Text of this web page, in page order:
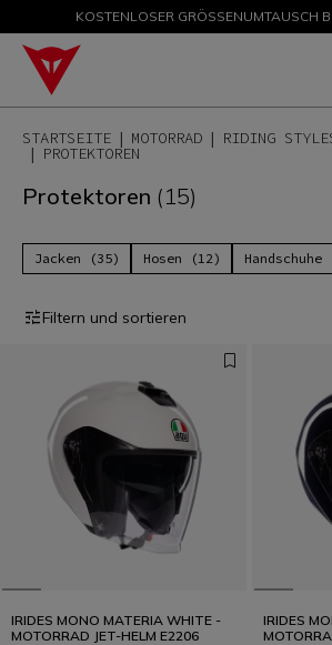
SALE BIS ZU -50 % – JETZT
KOSTENLOSER GRÖSSENUMTAUSCH
STARTSEITE MOTORRAD RIDING
PROTEKTOREN
Protektoren (15)
Jacken (35) Hosen (12) Handschuhe
Filtern und sortieren
IRIDES MONO MATERIA WHITE -
MOTORRAD JET-HELM E2206
IRIDES